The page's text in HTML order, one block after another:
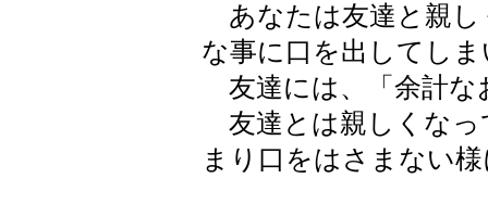
あなたは友達と親し
な事に口を出してし
友達には、「余計な
友達とは親しくなっ
まり口をはさまない